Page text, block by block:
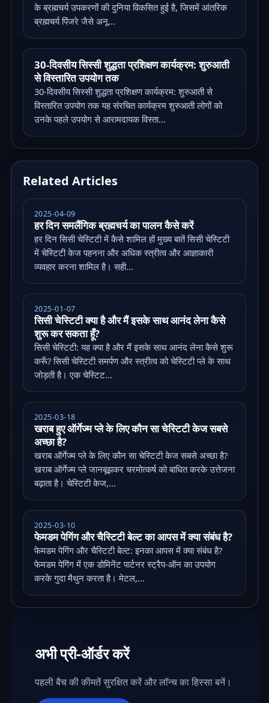
के ब्रह्मचर्य उपकरणों की दुनिया विकसित हुई है, जिसमें आंतरिक
ब्रह्मचर्य पिंजरे जैसे अनू...
30-दिवसीय सिस्सी शुद्धता प्रशिक्षण कार्यक्रम: शुरुआती
से विस्तारित उपयोग तक
30-दिवसीय सिस्सी शुद्धता प्रशिक्षण कार्यक्रम: शुरुआती से
विस्तारित उपयोग तक यह संरचित कार्यक्रम शुरुआती लोगों को
उनके पहले उपयोग से आरामदायक विस्ता...
Related Articles
2025-04-09
हर दिन समलैंगिक ब्रह्मचर्य का पालन कैसे करें
हर दिन सिसी चेस्टिटी में कैसे शामिल हों मुख्य बातें सिसी चेस्टिटी
में चेस्टिटी केज पहनना और अधिक स्त्रीत्व और आज्ञाकारी
व्यवहार करना शामिल है। सही...
2025-01-07
सिसी चेस्टिटी क्या है और मैं इसके साथ आनंद लेना कैसे
शुरू कर सकता हूँ?
सिसी चेस्टिटी: यह क्या है और मैं इसके साथ आनंद लेना कैसे शुरू
करूँ? सिसी चेस्टिटी समर्पण और स्त्रीत्व को चेस्टिटी प्ले के साथ
जोड़ती है। एक चेस्टिट...
2025-03-18
खराब हुए ऑर्गेज्म प्ले के लिए कौन सा चेस्टिटी केज सबसे
अच्छा है?
खराब ऑर्गेज्म प्ले के लिए कौन सा चेस्टिटी केज सबसे अच्छा है?
खराब ऑर्गेज्म प्ले जानबूझकर चरमोत्कर्ष को बाधित करके उत्तेजना
बढ़ाता है। चेस्टिटी केज,...
2025-03-10
फेमडम पेगिंग और चैस्टिटी बेल्ट का आपस में क्या संबंध है?
फेमडम पेगिंग और चैस्टिटी बेल्ट: इनका आपस में क्या संबंध है?
फेमडम पेगिंग में एक डोमिनेंट पार्टनर स्ट्रैप-ऑन का उपयोग
करके गुदा मैथुन करता है। मेटल,...
अभी प्री-ऑर्डर करें
पहली बैच की कीमतें सुरक्षित करें और लॉन्च का हिस्सा बनें।